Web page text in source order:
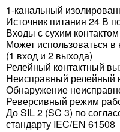
1-канальный
Источник питания 24 В
Входы с сухим
Может использоваться в
(1 вход и 2 выхода)
Релейный контактный
Неисправный релейный
Обнаружение
Реверсивный режим
До SIL 2 (SC 3) по
стандарту IEC/EN 61508